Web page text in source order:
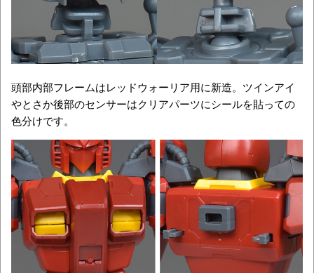
頭部内部フレームはレッドウォーリア用に新造。ツインアイ
やとさか後部のセンサーはクリアパーツにシールを貼っての
色分けです。